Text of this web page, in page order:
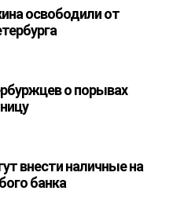
освободили от
о порывах
внести наличные на
банка